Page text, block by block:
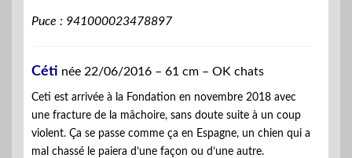
Puce : 941000023478897
Céti née 22/06/2016 – 61 cm – OK chats
Ceti est arrivée à la Fondation en novembre 2018 avec
une fracture de la mâchoire, sans doute suite à un coup
violent. Ça se passe comme ça en Espagne, un chien qui a
mal chassé le paiera d’une façon ou d’une autre.